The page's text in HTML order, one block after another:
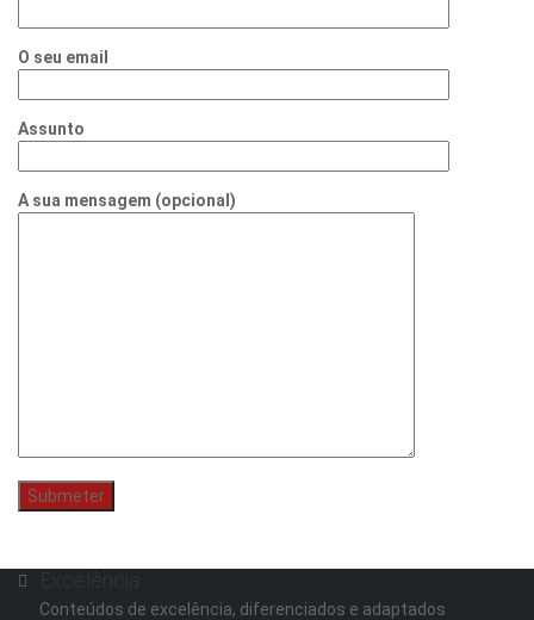
O seu email
Assunto
A sua mensagem (opcional)
Conteúdos de excelência, diferenciados e adaptados